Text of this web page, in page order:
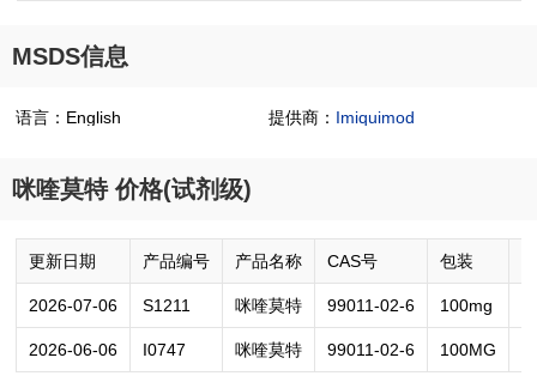
MSDS信息
语言：English 提供商： Imiquimod
咪喹莫特 价格(试剂级)
更新日期 产品编号 产品名称 CAS号 包装
2026-07-06 S1211 咪喹莫特 99011-02-6 100mg
2026-06-06 I0747 咪喹莫特 99011-02-6 100MG